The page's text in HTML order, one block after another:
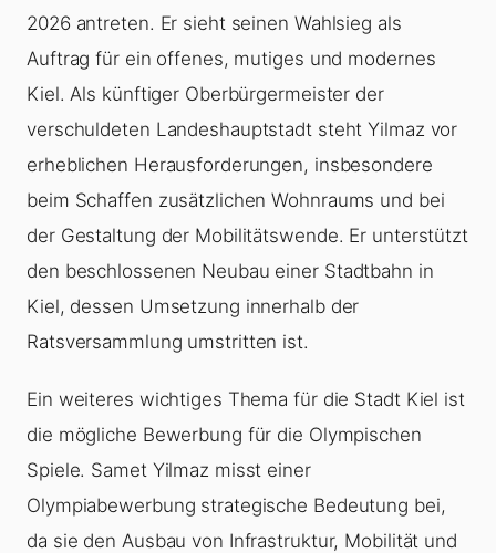
2026 antreten. Er sieht seinen Wahlsieg als
Auftrag für ein offenes, mutiges und modernes
Kiel. Als künftiger Oberbürgermeister der
verschuldeten Landeshauptstadt steht Yilmaz vor
erheblichen Herausforderungen, insbesondere
beim Schaffen zusätzlichen Wohnraums und bei
der Gestaltung der Mobilitätswende. Er unterstützt
den beschlossenen Neubau einer Stadtbahn in
Kiel, dessen Umsetzung innerhalb der
Ratsversammlung umstritten ist.
Ein weiteres wichtiges Thema für die Stadt Kiel ist
die mögliche Bewerbung für die Olympischen
Spiele. Samet Yilmaz misst einer
Olympiabewerbung strategische Bedeutung bei,
da sie den Ausbau von Infrastruktur, Mobilität und